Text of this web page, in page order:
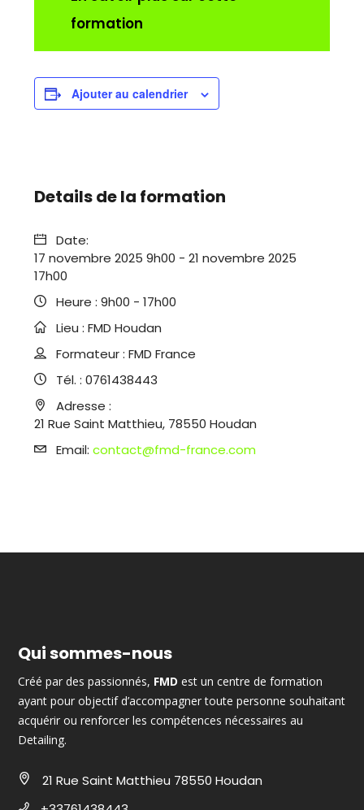
formation
Ajouter au calendrier
Details de la formation
Date:
17 novembre 2025 9h00 -21 novembre 2025
17h00
Heure : 9h00 - 17h00
Lieu : FMD Houdan
Formateur : FMD France
Tél. : 0761438443
Adresse :
21 Rue Saint Matthieu, 78550 Houdan
Email: contact@fmd-france.com
Qui sommes-nous
Créé par des passionnés, FMD est un centre de formation
ayant pour objectif d’accompagner toute personne souhaitant
acquérir ou renforcer les compétences nécessaires au
Detailing.
21 Rue Saint Matthieu 78550 Houdan